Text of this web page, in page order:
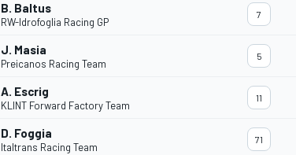
B. Baltus
RW-Idrofoglia Racing GP
7
J. Masia
Preicanos Racing Team
5
A. Escrig
KLINT Forward Factory Team
11
D. Foggia
Italtrans Racing Team
71